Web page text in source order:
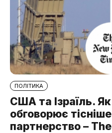
ПОЛІТИКА
США та Ізраїль.
обговорює
партнерство –